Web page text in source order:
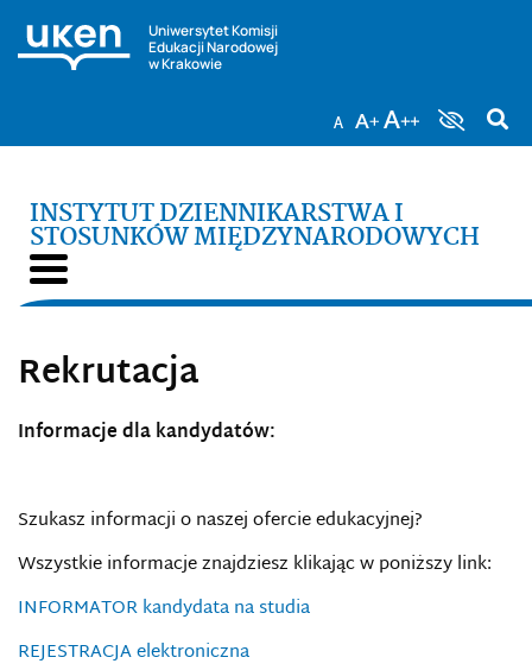
Uniwersytet Komisji
Edukacji Narodowej
w Krakowie
INSTYTUT DZIENNIKARSTWA I
STOSUNKÓW MIĘDZYNARODOWYCH
Rekrutacja
Informacje dla kandydatów:
Szukasz informacji o naszej ofercie edukacyjnej?
Wszystkie informacje znajdziesz klikając w poniższy link:
INFORMATOR kandydata na studia
REJESTRACJA elektroniczna